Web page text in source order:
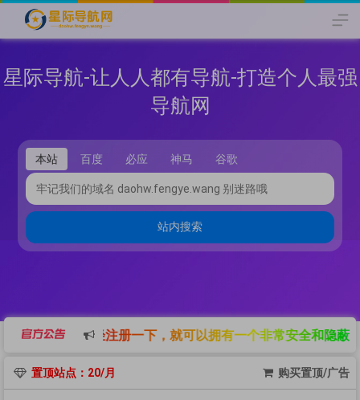
星际导航-让人人都有导航-打造个人最强
导航网
本站 百度 必应 神马 谷歌
站内搜索
轻轻注册一下，就可以拥有一个非常安全和隐蔽的导航网
置顶站点：20/月 购买置顶/广告